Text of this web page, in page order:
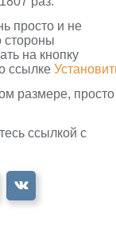
просто и не
стороны
на кнопку
ссылке
размере, просто
ссылкой с